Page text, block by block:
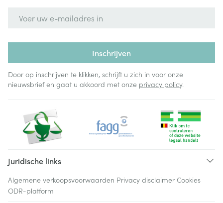
Inschrijven
Door op inschrijven te klikken, schrijft u zich in voor onze
nieuwsbrief en gaat u akkoord met onze privacy policy.
Juridische links
Algemene verkoopsvoorwaarden Privacy disclaimer Cookies
ODR-platform